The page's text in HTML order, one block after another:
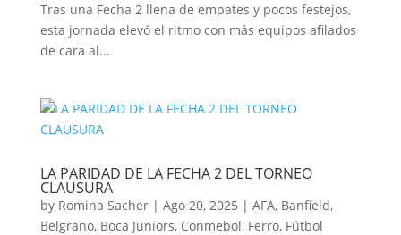
Tras una Fecha 2 llena de empates y pocos festejos,
esta jornada elevó el ritmo con más equipos afilados
de cara al...
LA PARIDAD DE LA FECHA 2 DEL TORNEO
CLAUSURA
by Romina Sacher| Ago 20, 2025 | AFA, Banfield,
Belgrano, Boca Juniors, Conmebol, Ferro, Fútbol